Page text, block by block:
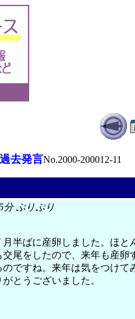
去発言No.2000-200012-11
分 ぷりぷり
半ばに産卵しました。ほと
尾をしたので、来年も産卵
ですね。来年は気をつけて
とうございました。